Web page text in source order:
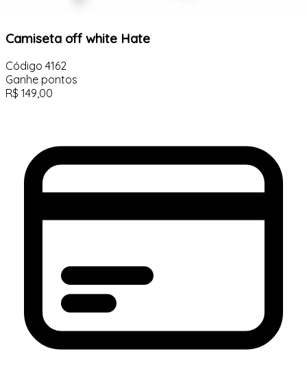
Camiseta off white Hate
Código 4162
Ganhe pontos
R$ 149,00